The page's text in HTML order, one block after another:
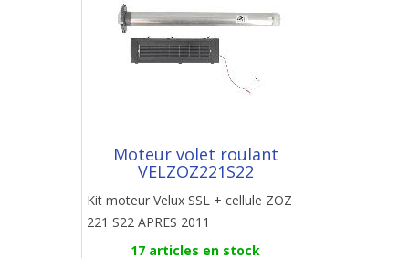
Moteur volet roulant
VELZOZ221S22
Kit moteur Velux SSL + cellule ZOZ
221 S22 APRES 2011
17 articles en stock